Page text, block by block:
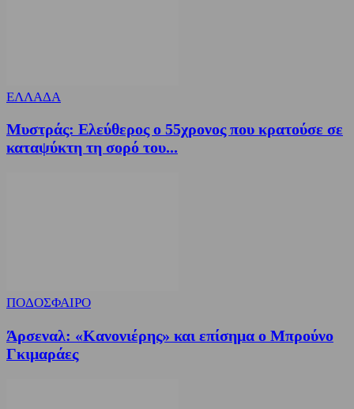
ΕΛΛΑΔΑ
Μυστράς: Ελεύθερος ο 55χρονος που κρατούσε σε
καταψύκτη τη σορό του...
ΠΟΔΟΣΦΑΙΡΟ
Άρσεναλ: «Κανονιέρης» και επίσημα ο Μπρούνο
Γκιμαράες